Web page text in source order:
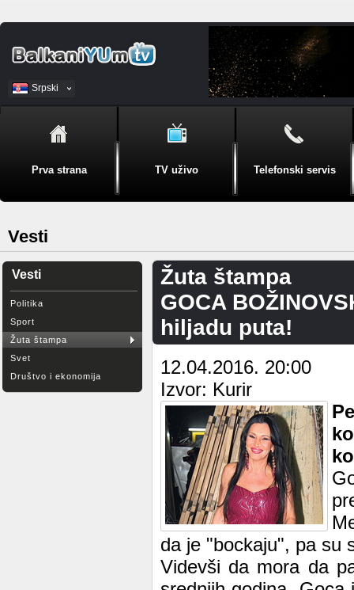
Srpski
BiH
Prva strana TV uživo Telefonski servis
Vesti
Vesti
Politika
Sport
Žuta štampa
Svet
Društvo i ekonomija
Žuta štampa
GOCA
hiljadu puta!
12.04.2016. 20:00
Izvor: Kurir
da je "bockaju", pa su
Videvši da mora da